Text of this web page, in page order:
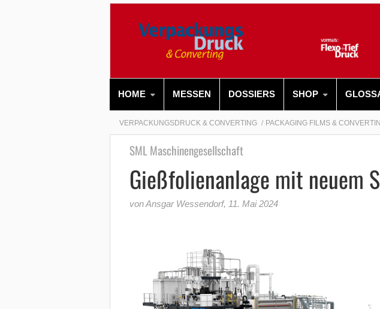
HOME MESSEN DOSSIERS SHOP
VERPACKUNGSDRUCK & CONVERTING PACKAGING FILMS &
SML Maschinengesellschaft
Gießfolienanlage mit neuem
von Ansgar Wessendorf, 11. Mai 2024